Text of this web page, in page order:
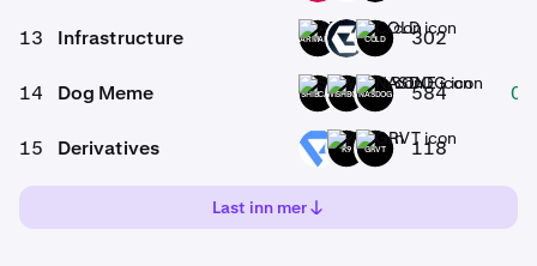
13 Infrastructure ARMARA GB COLD 302
14 Dog Meme SHIBCATWISHBONENASDOG 584
15 Derivatives PREMIA K9 GRVT 118
Last inn mer